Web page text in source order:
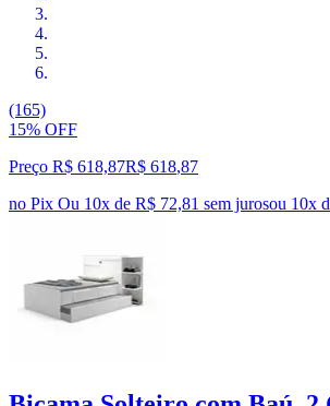
(165)
15% OFF
Preço R$ 618,87R$ 618,87
no Pix Ou 10x de R$ 72,81 sem jurosou 10x